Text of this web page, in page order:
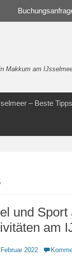
Makkum am
– Beste
und
am
2022